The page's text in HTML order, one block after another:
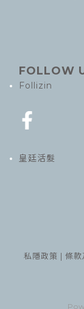
FOLLOW
Follizin
皇廷活髮
私隱政策 | 條款